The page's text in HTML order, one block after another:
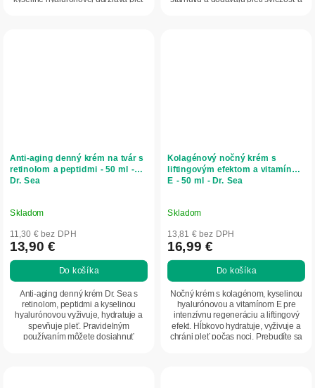
Anti-aging denný krém na tvár s
retinolom a peptidmi - 50 ml -
Dr. Sea
Skladom
11,30 € bez DPH
13,90 €
Do košíka
Anti-aging denný krém Dr. Sea s
retinolom, peptidmi a kyselinou
hyalurónovou vyživuje, hydratuje a
spevňuje pleť. Pravidelným
používaním môžete dosiahnuť
Kolagénový nočný krém s
liftingovým efektom a vitamínom
E - 50 ml - Dr. Sea
Skladom
13,81 € bez DPH
16,99 €
Do košíka
Nočný krém s kolagénom, kyselinou
hyalurónovou a vitamínom E pre
intenzívnu regeneráciu a liftingový
efekt. Hĺbkovo hydratuje, vyživuje a
chráni pleť počas noci. Prebudíte sa